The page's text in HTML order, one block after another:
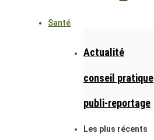
Santé
Actualité
conseil pratique
publi-reportage
Les plus récents